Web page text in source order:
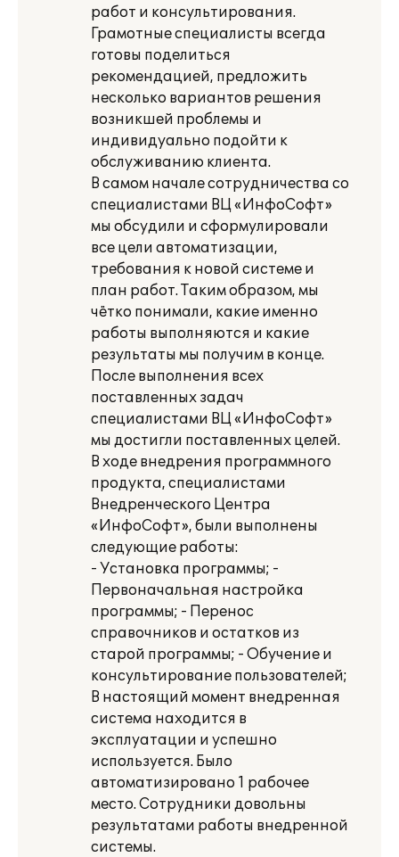
работ и консультирования.
Грамотные специалисты всегда
готовы поделиться
рекомендацией, предложить
несколько вариантов решения
возникшей проблемы и
индивидуально подойти к
обслуживанию клиента.
В самом начале сотрудничества со
специалистами ВЦ «ИнфоСофт»
мы обсудили и сформулировали
все цели автоматизации,
требования к новой системе и
план работ. Таким образом, мы
чётко понимали, какие именно
работы выполняются и какие
результаты мы получим в конце.
После выполнения всех
поставленных задач
специалистами ВЦ «ИнфоСофт»
мы достигли поставленных целей.
В ходе внедрения программного
продукта, специалистами
Внедренческого Центра
«ИнфоСофт», были выполнены
следующие работы:
- Установка программы; -
Первоначальная настройка
программы; - Перенос
справочников и остатков из
старой программы; - Обучение и
консультирование пользователей;
В настоящий момент внедренная
система находится в
эксплуатации и успешно
используется. Было
автоматизировано 1 рабочее
место. Сотрудники довольны
результатами работы внедренной
системы.